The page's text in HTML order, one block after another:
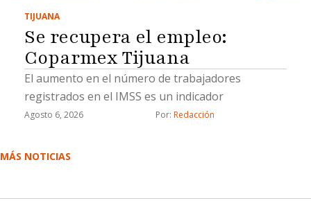
TIJUANA
Se recupera el empleo:
Coparmex Tijuana
El aumento en el número de trabajadores
registrados en el IMSS es un indicador
Agosto 6, 2026 Por: Redacción
MÁS NOTICIAS